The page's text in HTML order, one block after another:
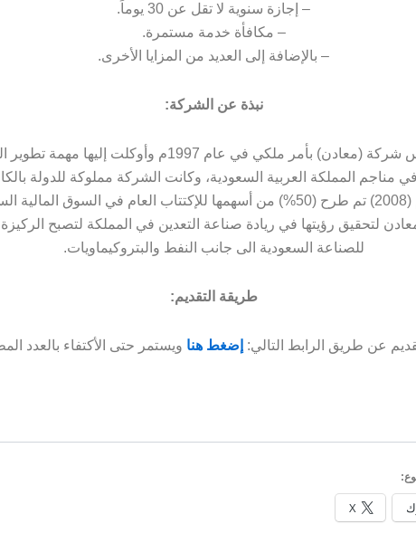
– إجازة سنوية لا تقل عن 30 يوماً.
– مكافأة خدمة مستمرة.
– بالإضافة إلى العديد من المزايا الأخرى.
نبذة عن الشركة:
تم تأسيس شركة (معادن) بأمر ملكي في عام 1997م وأوكلت إليها
في مناجم المملكة العربية السعودية، وكانت الشركة مملوكة للدولة
وفي عام (2008) تم طرح (50%) من أسهمها للإكتتاب العام في السوق المالية
لتحقيق رؤيتها في ريادة صناعة التعدين في المملكة لتصبح الركيزة
للصناعة السعودية الى جانب النفط والبتروكيماويات.
طريقة التقديم:
عن طريق الرابط التالي: إضغط هنا ويستمر حتى الأكتفاء بالعدد
X